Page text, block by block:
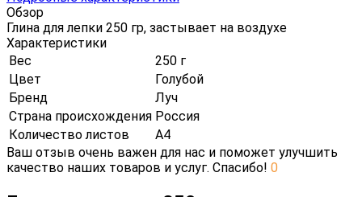
Обзор
Глина для лепки 250 гр, застывает на воздухе
Характеристики
Вес
250 г
Цвет
Голубой
Бренд
Луч
Страна происхождения Россия
Количество листов
А4
Ваш отзыв очень важен для нас и поможет улучшить
качество наших товаров и услуг. Спасибо! 0